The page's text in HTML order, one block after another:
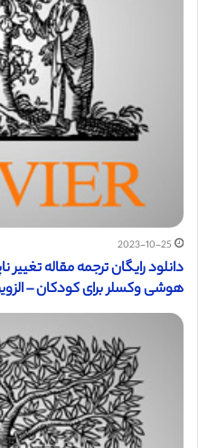
2023-10-25
دانلود رایگان ترجمه مقاله
هوشی وکسلر برای کودکان – الزویر